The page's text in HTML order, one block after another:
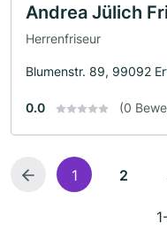
Andrea Jülich
Herrenfriseur
Blumenstr. 89, 99092
0.0 (0
1 2